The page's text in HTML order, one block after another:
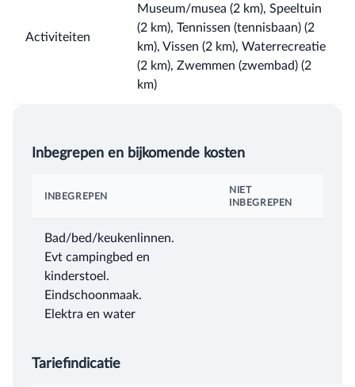
Activiteiten
Museum/musea (2 km), Speeltuin
(2 km), Tennissen (tennisbaan) (2
km), Vissen (2 km), Waterrecreatie
(2 km), Zwemmen (zwembad) (2
km)
Inbegrepen en bijkomende kosten
INBEGREPEN
NIET
INBEGREPEN
Bad/bed/keukenlinnen.
Evt campingbed en
kinderstoel.
Eindschoonmaak.
Elektra en water
Tariefindicatie